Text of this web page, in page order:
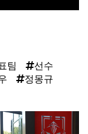
팀
선수
정몽규